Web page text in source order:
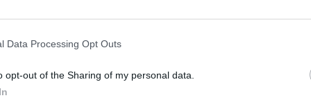
Data Processing Opt Outs
opt-out of the Sharing of my personal data.
és a részvényesek érdekeinek minél teljesebb
MOL törzsrészvényekre átváltoztatható, öt sorozat,